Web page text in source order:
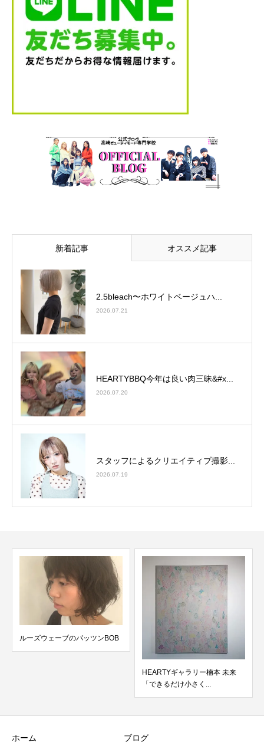
新着記事 オススメ記事
2.5bleach〜ホワイトベージュ⁡ハ...
2026.07.21
HEARTYBBQ今年は良い肉三昧&#x...
2026.07.20
スタッフによるクリエイティブ撮影...
2026.07.19
ッツンBOB
HEARTYギャラリー楠本 未来
東京ビューティーコン
2018年・群馬予選4年...
ホーム
ブログ